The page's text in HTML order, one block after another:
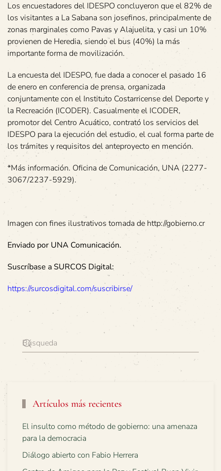
Los encuestadores del IDESPO concluyeron que el 82% de
los visitantes a La Sabana son josefinos, principalmente de
zonas marginales como Pavas y Alajuelita, y casi un 10%
provienen de Heredia, siendo el bus (40%) la más
importante forma de movilización.
La encuesta del IDESPO, fue dada a conocer el pasado 16
de enero en conferencia de prensa, organizada
conjuntamente con el Instituto Costarricense del Deporte y
la Recreación (ICODER). Casualmente el ICODER,
promotor del Centro Acuático, contrató los servicios del
IDESPO para la ejecución del estudio, el cual forma parte de
los trámites y requisitos del anteproyecto en mención.
*Más información. Oficina de Comunicación, UNA (2277-
3067/2237-5929).
Imagen con fines ilustrativos tomada de http://gobierno.cr
Enviado por UNA Comunicación.
Suscríbase a SURCOS Digital:
https://surcosdigital.com/suscribirse/
Artículos más recientes
El insulto como método de gobierno: una amenaza
para la democracia
Diálogo abierto con Fabio Herrera